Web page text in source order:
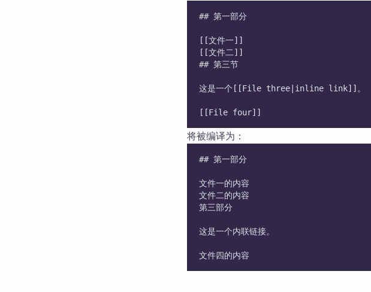
## 第一部分
[[文件一]]
[[文件二]]
## 第三节
这是一个[[File three|inline link]]。
[[File four]]
将被编译为：
## 第一部分
文件一的内容
文件二的内容
第三部分
这是一个内联链接。
文件四的内容